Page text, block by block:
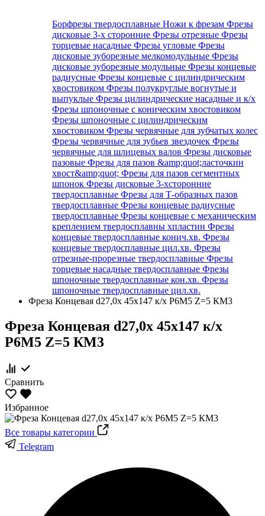
Борфрезы твердосплавные Ножи к фрезам Фрезы
дисковые 3-х сторонние Фрезы отрезные Фрезы
торцевые насадные Фрезы угловые Фрезы
дисковые зуборезные мелкомодульные Фрезы
дисковые зуборезные модульные Фрезы концевые
радиусные Фрезы концевые с цилиндрическим
хвостовиком Фрезы полукруглые вогнутые и
выпуклые Фрезы цилиндрические насадные и к/х
Фрезы шпоночные с коническим хвостовиком
Фрезы шпоночные с цилиндрическим
хвостовиком Фрезы червячные для зубчатых колес
Фрезы червячные для зубьев звездочек Фрезы
червячные для шлицевых валов Фрезы дисковые
пазовые Фрезы для пазов &amp;quot;ласточкин
хвост&amp;quot; Фрезы для пазов сегментных
шпонок Фрезы дисковые 3-хсторонние
твердосплавные Фрезы для Т-образных пазов
твердосплавные Фрезы концевые радиусные
твердосплавные Фрезы концевые с механическим
креплением твердосплавны хпластин Фрезы
концевые твердосплавные конич.хв. Фрезы
концевые твердосплавные цил.хв. Фрезы
отрезные-прорезные твердосплавные Фрезы
торцевые насадные твердосплавные Фрезы
шпоночные твердосплавные кон.хв. Фрезы
шпоночные твердосплавные цил.хв.
Фреза Концевая d27,0х 45х147 к/х Р6М5 Z=5 КМ3
Фреза Концевая d27,0х 45х147 к/х
Р6М5 Z=5 КМ3
Сравнить
Избранное
Все товары категории
Telegram